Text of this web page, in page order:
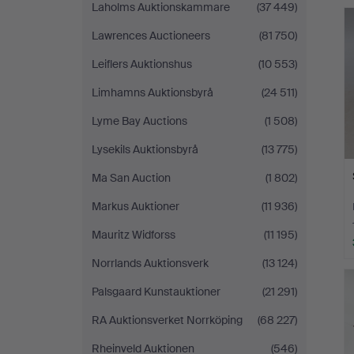
Laholms Auktionskammare
(37 449)
Lawrences Auctioneers
(81 750)
Leiflers Auktionshus
(10 553)
Limhamns Auktionsbyrå
(24 511)
Lyme Bay Auctions
(1 508)
Lysekils Auktionsbyrå
(13 775)
Ma San Auction
(1 802)
Markus Auktioner
(11 936)
Mauritz Widforss
(11 195)
Norrlands Auktionsverk
(13 124)
Palsgaard Kunstauktioner
(21 291)
RA Auktionsverket Norrköping
(68 227)
Rheinveld Auktionen
(546)